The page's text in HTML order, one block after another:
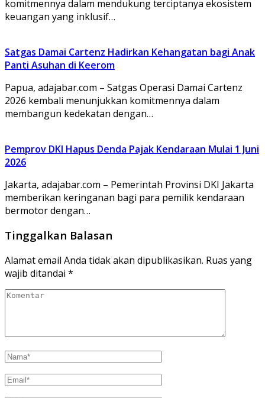
komitmennya dalam mendukung terciptanya ekosistem
keuangan yang inklusif…
Satgas Damai Cartenz Hadirkan Kehangatan bagi Anak
Panti Asuhan di Keerom
Papua, adajabar.com – Satgas Operasi Damai Cartenz
2026 kembali menunjukkan komitmennya dalam
membangun kedekatan dengan…
Pemprov DKI Hapus Denda Pajak Kendaraan Mulai 1 Juni
2026
Jakarta, adajabar.com – Pemerintah Provinsi DKI Jakarta
memberikan keringanan bagi para pemilik kendaraan
bermotor dengan…
Tinggalkan Balasan
Alamat email Anda tidak akan dipublikasikan. Ruas yang
wajib ditandai *